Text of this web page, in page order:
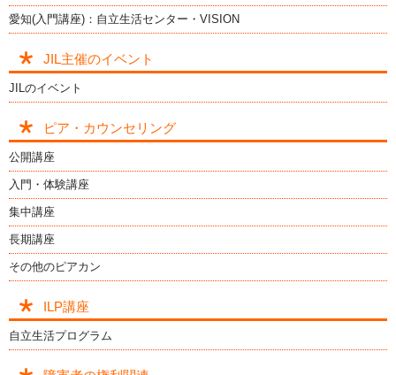
愛知(入門講座)：自立生活センター・VISION
JIL主催のイベント
JILのイベント
ピア・カウンセリング
公開講座
入門・体験講座
集中講座
長期講座
その他のピアカン
ILP講座
自立生活プログラム